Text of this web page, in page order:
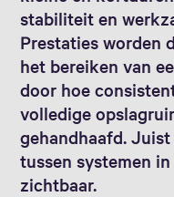
stabiliteit en
Prestaties worden
het bereiken van
door hoe
volledige
gehandhaafd.
tussen systemen
zichtbaar.